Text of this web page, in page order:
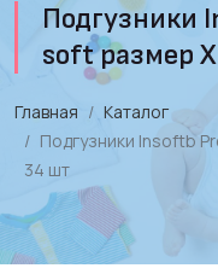
Подгузники
soft размер
Главная
Каталог
Подгузники Insoftb
34 шт